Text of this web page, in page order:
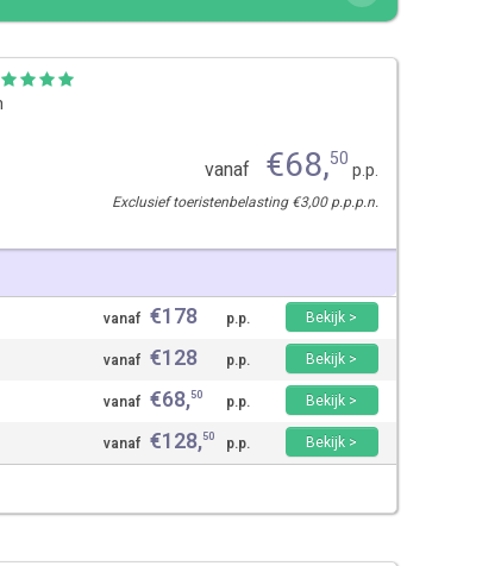
vanaf €68,50p.p.
Exclusief toeristenbelasting €3,00 p.p.p.n.
vanaf €178 p.p.
Bekijk >
vanaf €128 p.p.
Bekijk >
vanaf €68,50 p.p.
Bekijk >
vanaf €128,50 p.p. Bekijk >